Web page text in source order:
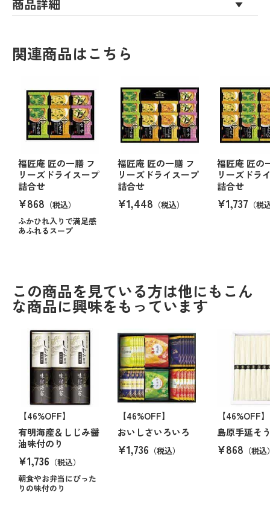
商品詳細
関連商品はこちら
福匠庵 匠の一膳 フ
リーズドライスープ
詰合せ
¥868 （税込）
ふかひれ入りで満足感
あふれるスープ
福匠庵 匠の一膳 フ
リーズドライスープ
詰合せ
¥1,448 （税込）
福匠庵 匠の
リーズドラ
詰合せ
¥1,737 （税
この商品を見ている方は他にもこん
な商品に興味をもっています
【46%OFF】
有明海産＆しじみ醤
油味付のり
¥1,736 （税込）
朝食やお弁当にぴった
りの味付のり
【46%OFF】
おいしさいろいろ
¥1,736 （税込）
【46%OFF】
島原手延そ
¥868 （税